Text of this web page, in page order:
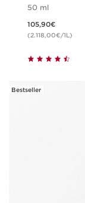
50 ml
105,90€
(2.118,00€/1L)
Bestseller